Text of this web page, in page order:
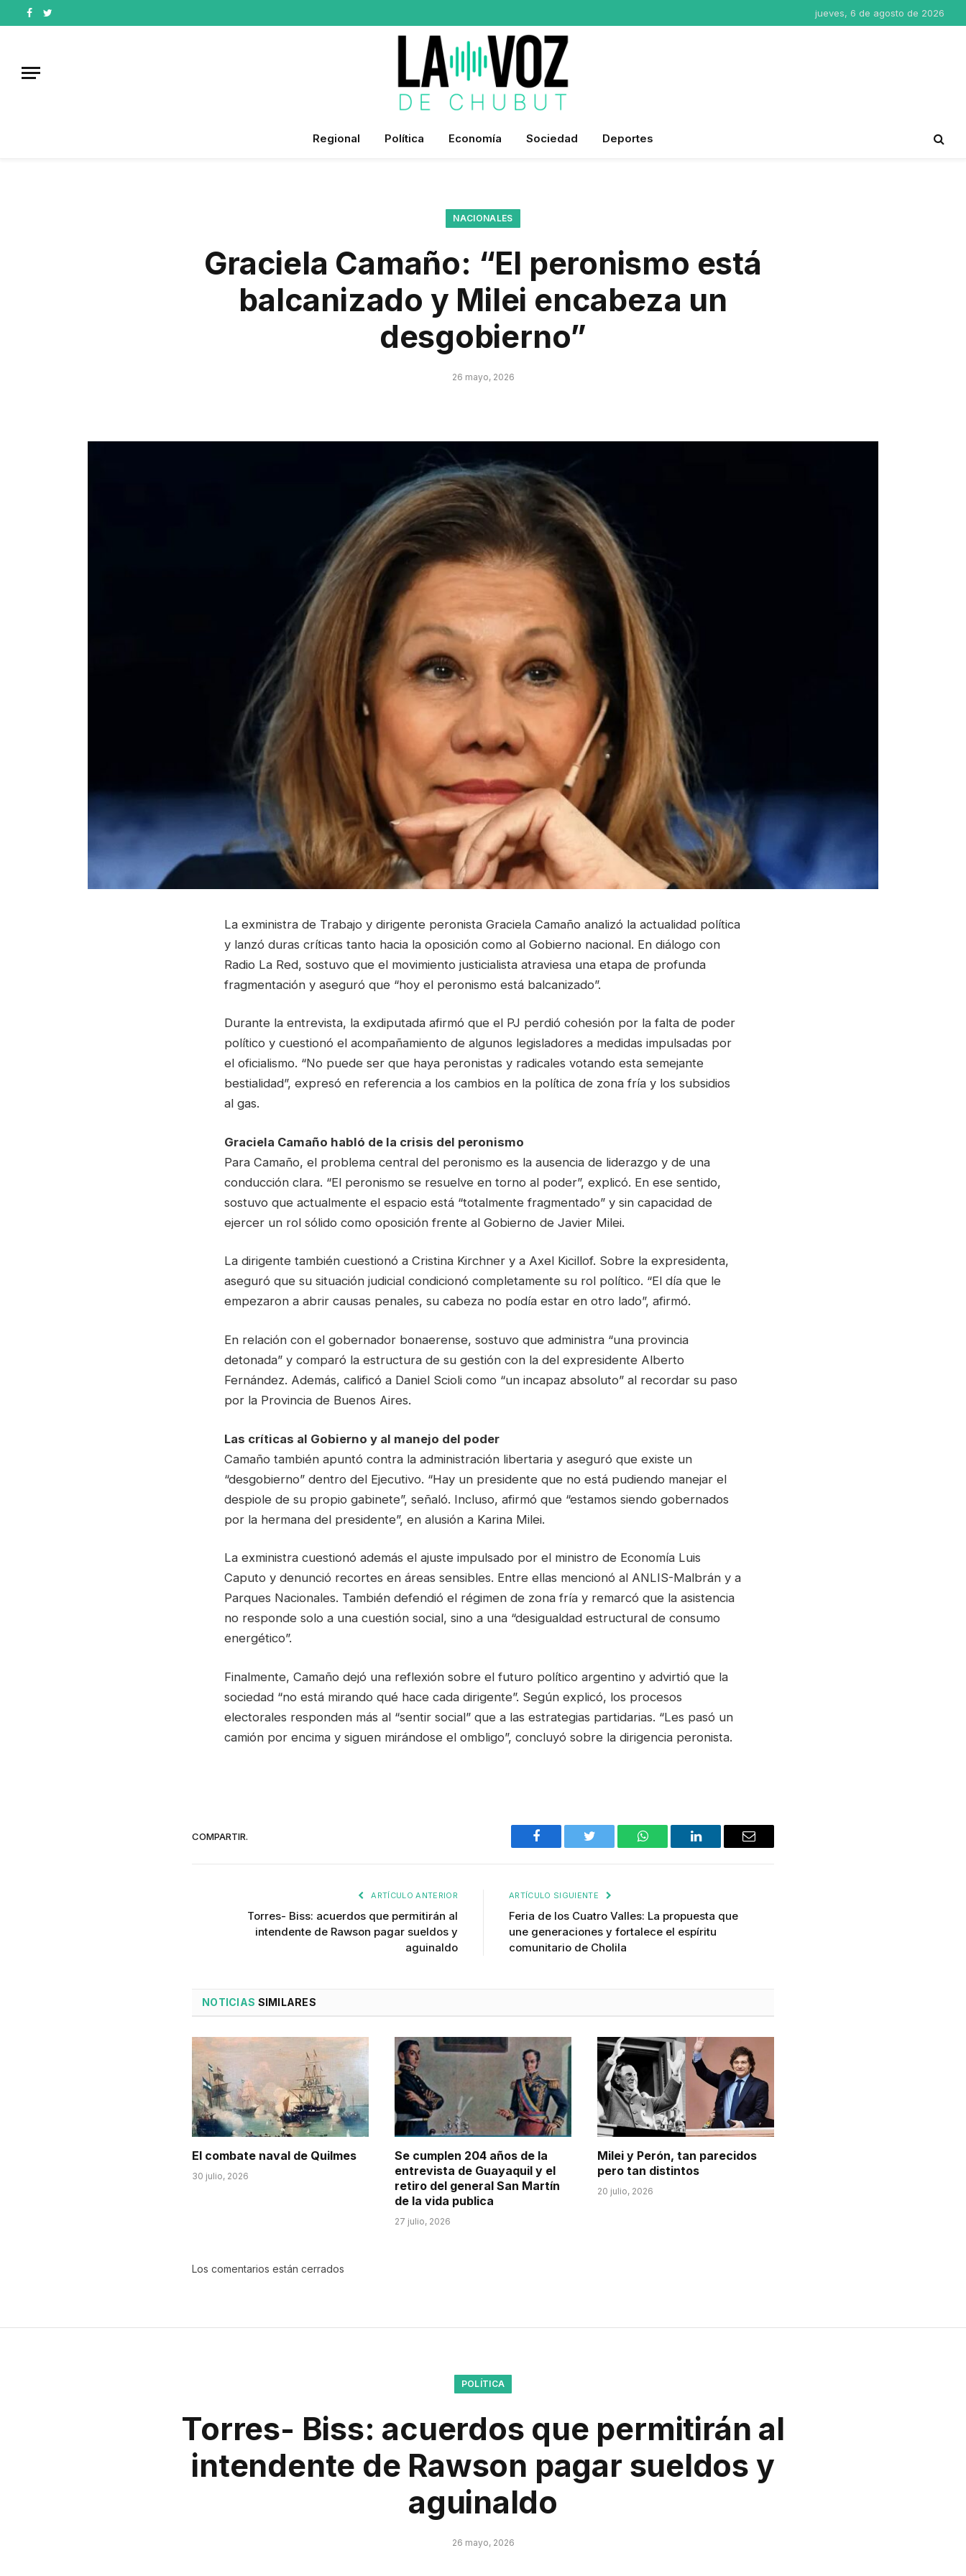
Facebook
Twitter
jueves, 6 de agosto de 2026
Regional Política Economía Sociedad Deportes
NACIONALES
Graciela Camaño: “El peronismo está
balcanizado y Milei encabeza un
desgobierno”
26 mayo, 2026
La exministra de Trabajo y dirigente peronista Graciela Camaño analizó la actualidad política
y lanzó duras críticas tanto hacia la oposición como al Gobierno nacional. En diálogo con
Radio La Red, sostuvo que el movimiento justicialista atraviesa una etapa de profunda
fragmentación y aseguró que “hoy el peronismo está balcanizado”.
Durante la entrevista, la exdiputada afirmó que el PJ perdió cohesión por la falta de poder
político y cuestionó el acompañamiento de algunos legisladores a medidas impulsadas por
el oficialismo. “No puede ser que haya peronistas y radicales votando esta semejante
bestialidad”, expresó en referencia a los cambios en la política de zona fría y los subsidios
al gas.
Graciela Camaño habló de la crisis del peronismo
Para Camaño, el problema central del peronismo es la ausencia de liderazgo y de una
conducción clara. “El peronismo se resuelve en torno al poder”, explicó. En ese sentido,
sostuvo que actualmente el espacio está “totalmente fragmentado” y sin capacidad de
ejercer un rol sólido como oposición frente al Gobierno de Javier Milei.
La dirigente también cuestionó a Cristina Kirchner y a Axel Kicillof. Sobre la expresidenta,
aseguró que su situación judicial condicionó completamente su rol político. “El día que le
empezaron a abrir causas penales, su cabeza no podía estar en otro lado”, afirmó.
En relación con el gobernador bonaerense, sostuvo que administra “una provincia
detonada” y comparó la estructura de su gestión con la del expresidente Alberto
Fernández. Además, calificó a Daniel Scioli como “un incapaz absoluto” al recordar su paso
por la Provincia de Buenos Aires.
Las críticas al Gobierno y al manejo del poder
Camaño también apuntó contra la administración libertaria y aseguró que existe un
“desgobierno” dentro del Ejecutivo. “Hay un presidente que no está pudiendo manejar el
despiole de su propio gabinete”, señaló. Incluso, afirmó que “estamos siendo gobernados
por la hermana del presidente”, en alusión a Karina Milei.
La exministra cuestionó además el ajuste impulsado por el ministro de Economía Luis
Caputo y denunció recortes en áreas sensibles. Entre ellas mencionó al ANLIS-Malbrán y a
Parques Nacionales. También defendió el régimen de zona fría y remarcó que la asistencia
no responde solo a una cuestión social, sino a una “desigualdad estructural de consumo
energético”.
Finalmente, Camaño dejó una reflexión sobre el futuro político argentino y advirtió que la
sociedad “no está mirando qué hace cada dirigente”. Según explicó, los procesos
electorales responden más al “sentir social” que a las estrategias partidarias. “Les pasó un
camión por encima y siguen mirándose el ombligo”, concluyó sobre la dirigencia peronista.
COMPARTIR.
Facebook Twitter WhatsAppLinkedIn Email
ARTÍCULO ANTERIOR
Torres- Biss: acuerdos que permitirán al
intendente de Rawson pagar sueldos y
aguinaldo
ARTÍCULO SIGUIENTE
Feria de los Cuatro Valles: La propuesta que
une generaciones y fortalece el espíritu
comunitario de Cholila
NOTICIAS SIMILARES
El combate naval de Quilmes
30 julio, 2026
Se cumplen 204 años de la
entrevista de Guayaquil y el
retiro del general San Martín
de la vida publica
27 julio, 2026
Milei y Perón, tan parecidos
pero tan distintos
20 julio, 2026
Los comentarios están cerrados
POLÍTICA
Torres- Biss: acuerdos que permitirán al
intendente de Rawson pagar sueldos y
aguinaldo
26 mayo, 2026